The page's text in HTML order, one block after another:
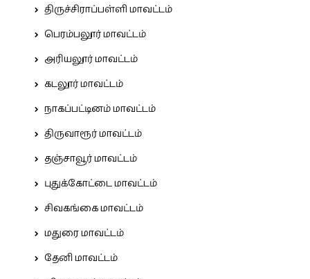
திருச்சிராப்பள்ளி மாவட்டம்
பெரம்பலூர் மாவட்டம்
அரியலூர் மாவட்டம்
கடலூர் மாவட்டம்
நாகப்பட்டினம் மாவட்டம்
திருவாரூர் மாவட்டம்
தஞ்சாவூர் மாவட்டம்
புதுக்கோட்டை மாவட்டம்
சிவகங்கை மாவட்டம்
மதுரை மாவட்டம்
தேனி மாவட்டம்